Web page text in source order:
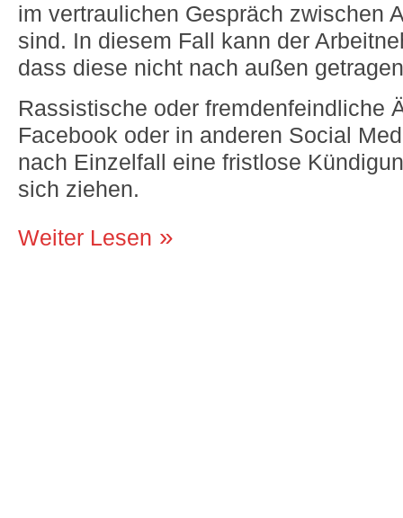
im vertraulichen Gespräch zwischen
sind. In diesem Fall kann der
dass diese nicht nach außen
Rassistische oder fremdenfeindliche
Facebook oder in anderen Social
nach Einzelfall eine fristlose
sich ziehen.
Weiter Lesen